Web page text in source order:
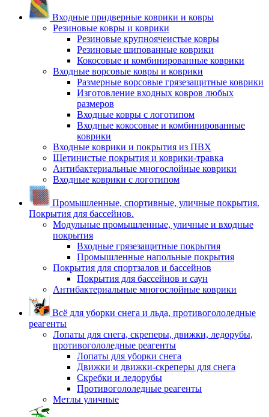
Входные придверные коврики и ковры
Резиновые ковры и коврики
Резиновые крупноячеистые ковры
Резиновые шипованные коврики
Кокосовые и комбинированные коврики
Входные ворсовые ковры и коврики
Размерные ворсовые грязезащитные коврики
Изготовление входных ковров любых
размеров
Входные ковры с логотипом
Входные кокосовые и комбинированные
коврики
Входные коврики и покрытия из ПВХ
Щетинистые покрытия и коврики-травка
Антибактериальные многослойные коврики
Входные коврики с логотипом
Промышленные, спортивные, уличные покрытия.
Покрытия для бассейнов.
Модульные промышленные, уличные и входные
покрытия
Входные грязезащитные покрытия
Промышленные напольные покрытия
Покрытия для спортзалов и бассейнов
Покрытия для бассейнов и саун
Антибактериальные многослойные коврики
Всё для уборки снега и льда, противогололедные
реагенты
Лопаты для снега, скреперы, движки, ледорубы,
противогололедные реагенты
Лопаты для уборки снега
Движки и движки-скреперы для снега
Скребки и ледорубы
Противогололедные реагенты
Метлы уличные